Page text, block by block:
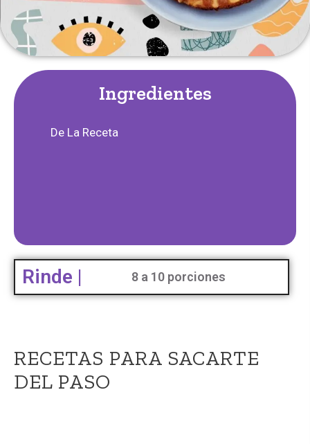
Ingredientes
De La Receta
Rinde | 8 a 10 porciones
RECETAS PARA SACARTE
DEL PASO